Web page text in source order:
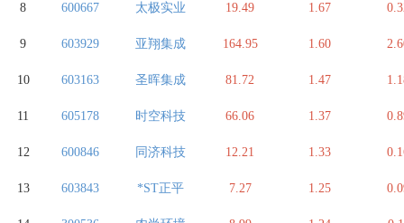
8 600667 太极实业 19.49 1.67
9 603929 亚翔集成 164.95 1.60
10 603163 圣晖集成 81.72 1.47
11 605178 时空科技 66.06 1.37
12 600846 同济科技 12.21 1.33
13 603843 *ST正平 7.27 1.25